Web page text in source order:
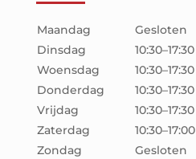
Maandag
Gesloten
Dinsdag
10:30–17:30
Woensdag
10:30–17:30
Donderdag
10:30–17:30
Vrijdag
10:30–17:30
Zaterdag
10:30–17:00
Zondag
Gesloten